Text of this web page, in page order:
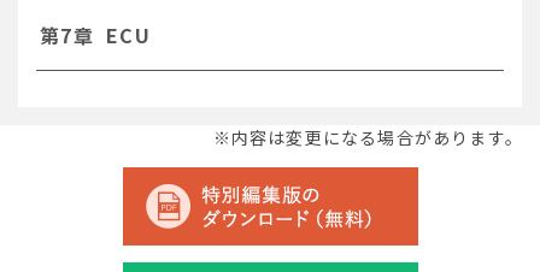
第7章 ECU
※内容は変更になる場合があります。